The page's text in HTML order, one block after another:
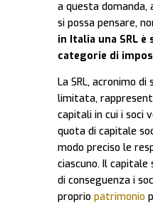
a questa domanda,
si possa pensare,
in Italia una SRL
categorie di
La SRL, acronimo
limitata,
capitali in cui i soci
quota di capitale
modo preciso le
ciascuno. Il capitale
di conseguenza i
proprio patrimonio